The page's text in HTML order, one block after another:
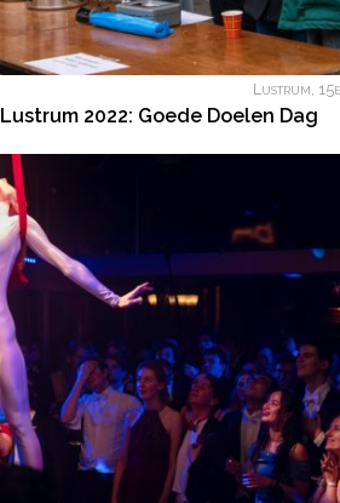
Lustrum
Lustrum 2022: Goede Doelen Dag